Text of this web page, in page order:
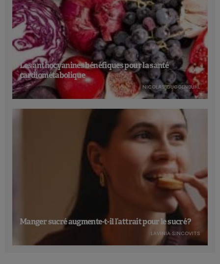
Les anthocyanines bénéfiques pour la santé
cardiométabolique
NICOLAS GUGGENBÜHL
Manger sucré augmente-t-il l’attrait pour le sucré ?
LAVINIA SINCOVITS